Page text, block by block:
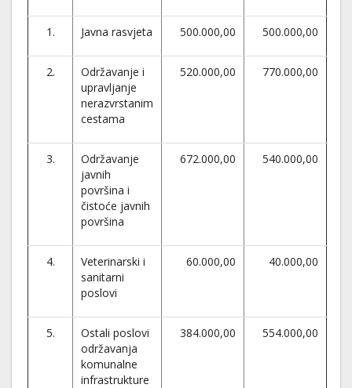
1. Javna rasvjeta 500.000,00 500.000,00
2.
Održavanje i
upravljanje
nerazvrstanim
cestama
520.000,00 770.000,00
3.
Održavanje
javnih
površina i
čistoće javnih
površina
672.000,00 540.000,00
4.
Veterinarski i
sanitarni
poslovi
60.000,00 40.000,00
5.
Ostali poslovi
održavanja
komunalne
infrastrukture
384.000,00 554.000,00